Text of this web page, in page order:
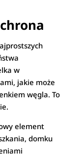
w
jakie może
węgla. To
element
domku